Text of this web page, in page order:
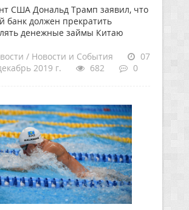
США Дональд Трамп заявил, что
банк должен прекратить
денежные займы Китаю
/ Новости и События
07
2019 г.
682 0